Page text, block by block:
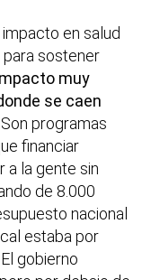
en salud
sostener
muy
se caen
Son programas
financiar
a la gente sin
de 8.000
nacional
estaba por
gobierno